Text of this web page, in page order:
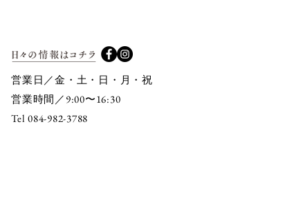
営業日／金・土・日・月・祝
営業時間／ 9:00〜16:30
Tel 084-982-3788